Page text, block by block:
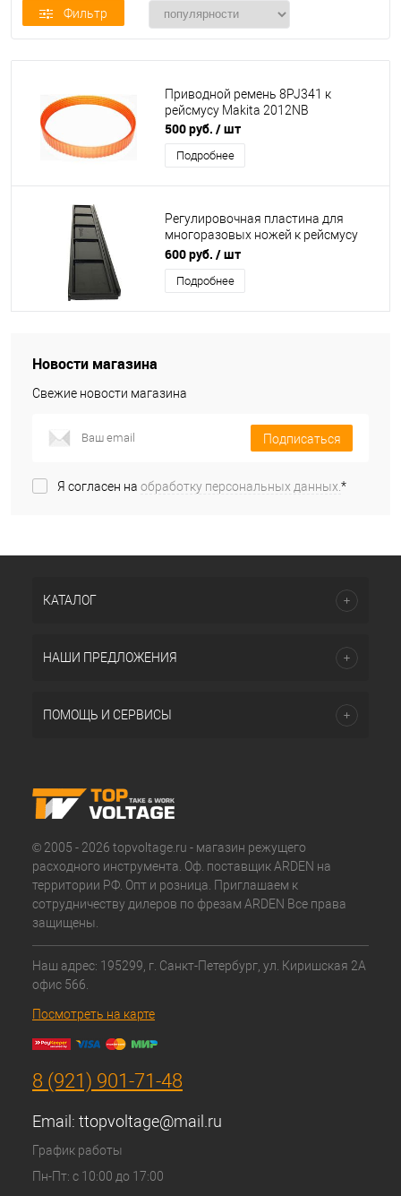
Фильтр
Приводной ремень 8PJ341 к
рейсмусу Makita 2012NB
500 руб. / шт
Подробнее
Регулировочная пластина для
многоразовых ножей к рейсмусу
Makita 2012NB 762016-0
600 руб. / шт
Подробнее
Новости магазина
Свежие новости магазина
Подписаться
Я согласен на обработку персональных данных.*
КАТАЛОГ
НАШИ ПРЕДЛОЖЕНИЯ
ПОМОЩЬ И СЕРВИСЫ
© 2005 - 2026 topvoltage.ru - магазин режущего
расходного инструмента. Оф. поставщик ARDEN на
территории РФ. Опт и розница. Приглашаем к
сотрудничеству дилеров по фрезам ARDEN Все права
защищены.
Наш адрес: 195299, г. Санкт-Петербург, ул. Киришская 2А
офис 566.
Посмотреть на карте
8 (921) 901-71-48
Email: ttopvoltage@mail.ru
График работы
Пн-Пт: с 10:00 до 17:00